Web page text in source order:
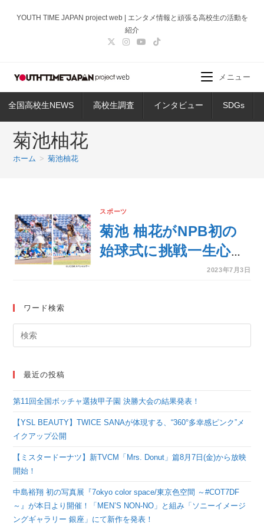
ス
ッ
YOUTH TIME JAPAN project web | エンタメ情報と頑張る高校生の活動を
紹介
全国高校生NEWS 高校生調査 インタビュー SDGs
メニュー
菊池柚花
ホーム > 菊池柚花
スポーツ
菊池 柚花がNPB初の
始球式に挑戦一生心に
残る幸せな時間！憧れ
2023年7月3日
ワード検索
最近の投稿
第11回全国ボッチャ選抜甲子園 決勝大会の結果発表！
【YSL BEAUTY】TWICE SANAが体現する、“360°多幸感ピンク”メ
イクアップ公開
【ミスタードーナツ】新TVCM「Mrs. Donut」篇8月7日(金)から放映
開始！
中島裕翔 初の写真展『7okyo color space/東京色空間 ～#COT7DF
～』が本日より開催！「MEN’S NON-NO」と組み「ソニーイメージ
ングギャラリー 銀座」にて新作を発表！